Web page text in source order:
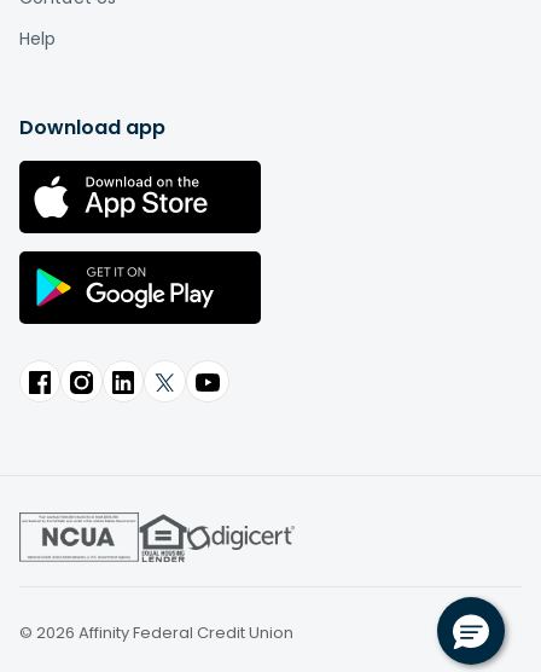
Help
Download app
© 2026 Affinity Federal Credit Union